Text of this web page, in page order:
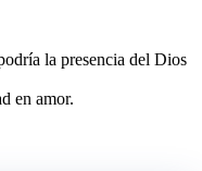
la presencia del Dios
en amor.